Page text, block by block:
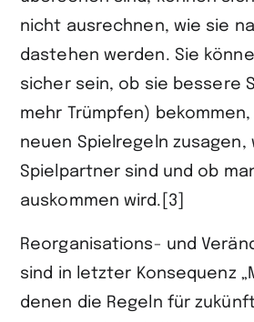
nicht ausrechnen, wie sie
dastehen werden. Sie
sicher sein, ob sie bessere
mehr Trümpfen)
neuen Spielregeln zusagen,
Spielpartner sind und ob
auskommen wird.[3]
Reorganisations- und
sind in letzter Konsequenz
denen die Regeln für